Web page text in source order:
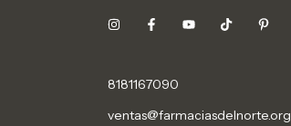
8181167090
ventas@farmaciasdelnorte.org